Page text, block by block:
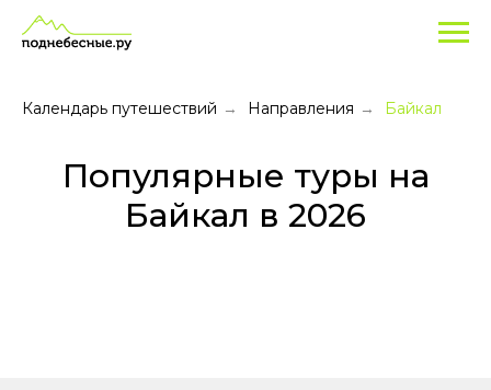
Туры
на
Байкал
Календарь путешествий → Направления → Байкал
Популярные туры на
Байкал в 2026